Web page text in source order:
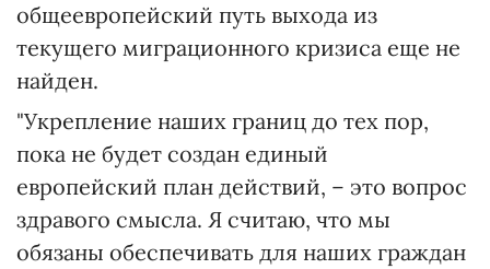
общеевропейский путь выхода из
текущего миграционного кризиса еще не
найден.
"Укрепление наших границ до тех пор,
пока не будет создан единый
европейский план действий, – это вопрос
здравого смысла. Я считаю, что мы
обязаны обеспечивать для наших граждан